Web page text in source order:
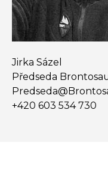
Jirka Sázel
Předseda
+420 603 534 730